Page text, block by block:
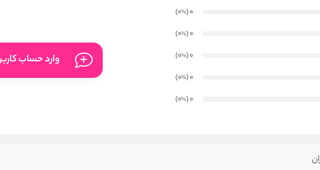
0
(0
%
)
0
(0
%
)
0
(0
%
)
0
(0
%
)
0
(0
%
)
وارد حساب